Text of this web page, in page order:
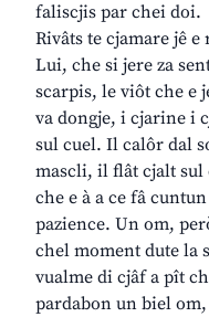
faliscjis par chei doi.
Rivâts te cjamare jê
Lui, che si jere za
scarpis, le viôt che e
va dongje, i cjarine i
sul cuel. Il calôr dal
mascli, il flât cjalt sul
che e à a ce fâ
pazience. Un om,
chel moment dute la
vualme di cjâf a pît
pardabon un biel